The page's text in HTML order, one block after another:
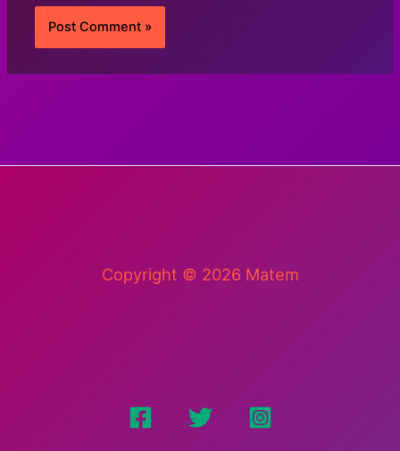
Copyright © 2026 Matem